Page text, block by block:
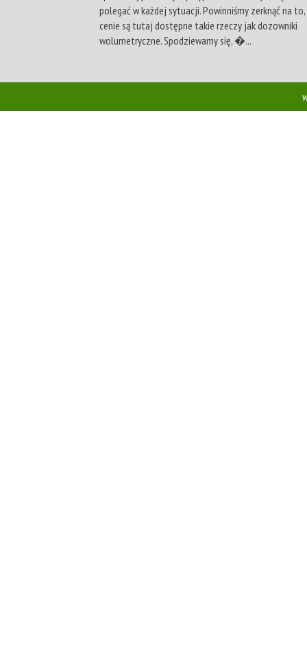
polegać w każdej sytuacji. Powinniśmy zerknąć na
cenie są tutaj dostępne takie rzeczy jak dozowniki
wolumetryczne. Spodziewamy się, �...